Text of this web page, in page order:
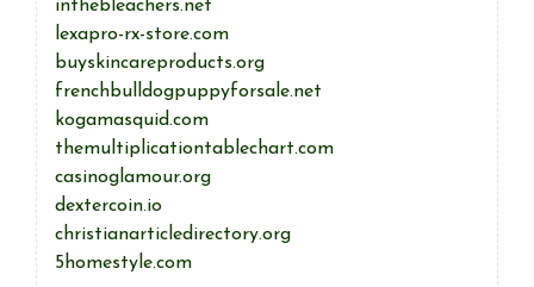
inthebleachers.net
lexapro-rx-store.com
buyskincareproducts.org
frenchbulldogpuppyforsale.net
kogamasquid.com
themultiplicationtablechart.com
casinoglamour.org
dextercoin.io
christianarticledirectory.org
5homestyle.com